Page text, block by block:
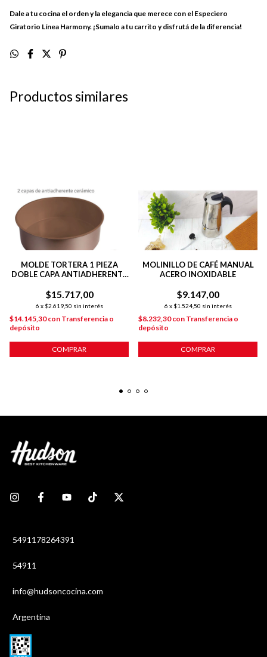
Dale a tu cocina el orden y la elegancia que merece con el Especiero
Giratorio Línea Harmony. ¡Sumalo a tu carrito y disfrutá de la diferencia!
Productos similares
MOLDE TORTERA 1 PIEZA
DOBLE CAPA ANTIADHERENTE
$15.717,00
6 x $2.619,50 sin interés
$14.145,30con Transferencia o
depósito
COMPRAR
MOLINILLO DE CAFÉ MANUAL
ACERO INOXIDABLE
$9.147,00
6 x $1.524,50 sin interés
$8.232,30con Transferencia o
depósito
COMPRAR
5491178264391
54911
info@hudsoncocina.com
Argentina